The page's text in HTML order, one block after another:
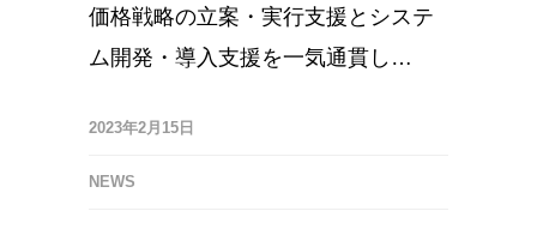
価格戦略の立案・実行支援とシステ
ム開発・導入支援を一気通貫し…
2023年2月15日
NEWS